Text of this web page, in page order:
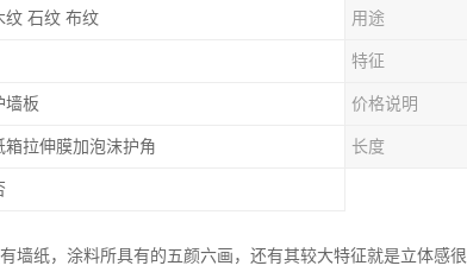
纹 石纹 布纹 用途
特征
墙板 价格说明
箱拉伸膜加泡沫护角 长度
墙纸，涂料所具有的五颜六画，还有其较大特征就是立体感